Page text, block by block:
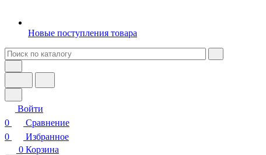
Новые поступления товара
Войти
0
Сравнение
0
Избранное
0 Корзина